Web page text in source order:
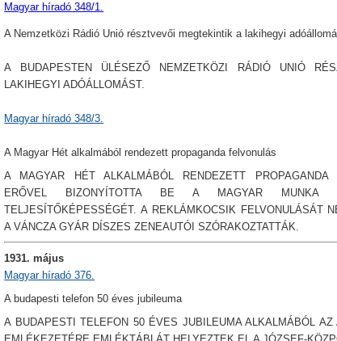
Magyar híradó 348/1.
A Nemzetközi Rádió Unió résztvevői megtekintik a lakihegyi
A BUDAPESTEN ÜLÉSEZŐ NEMZETKÖZI RÁDIÓ UNIÓ
LAKIHEGYI ADÓÁLLOMÁST.
Magyar híradó 348/3.
A Magyar Hét alkalmából rendezett propaganda felvonulás
A MAGYAR HÉT ALKALMÁBÓL RENDEZETT PROPAGANDA
ERŐVEL BIZONYÍTOTTA BE A MAGYAR MUNKA
TELJESÍTŐKÉPESSÉGÉT. A REKLÁMKOCSIK FELVONULÁSÁT
A VÁNCZA GYÁR DÍSZES ZENEAUTÓI SZÓRAKOZTATTÁK.
1931. május
Magyar híradó 376.
A budapesti telefon 50 éves jubileuma
A BUDAPESTI TELEFON 50 ÉVES JUBILEUMA ALKALMÁBÓL